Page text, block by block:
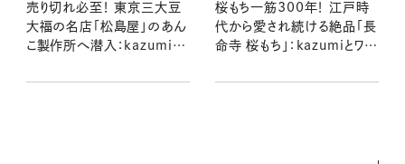
売り切れ必至！ 東京三大豆
大福の名店「松島屋」のあん
こ製作所へ潜入：kazumiと
桜もち一筋300年！ 江戸時
代から愛され続ける絶品「長
命寺 桜もち」：kazumiとワヌ